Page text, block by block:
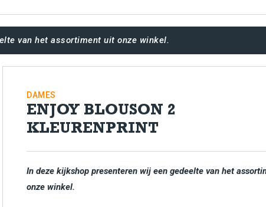
van het assortiment uit onze winkel.
DAMES
ENJOY BLOUSON 2
KLEURENPRINT
In deze kijkshop presenteren wij een gedeelte van het
onze winkel.